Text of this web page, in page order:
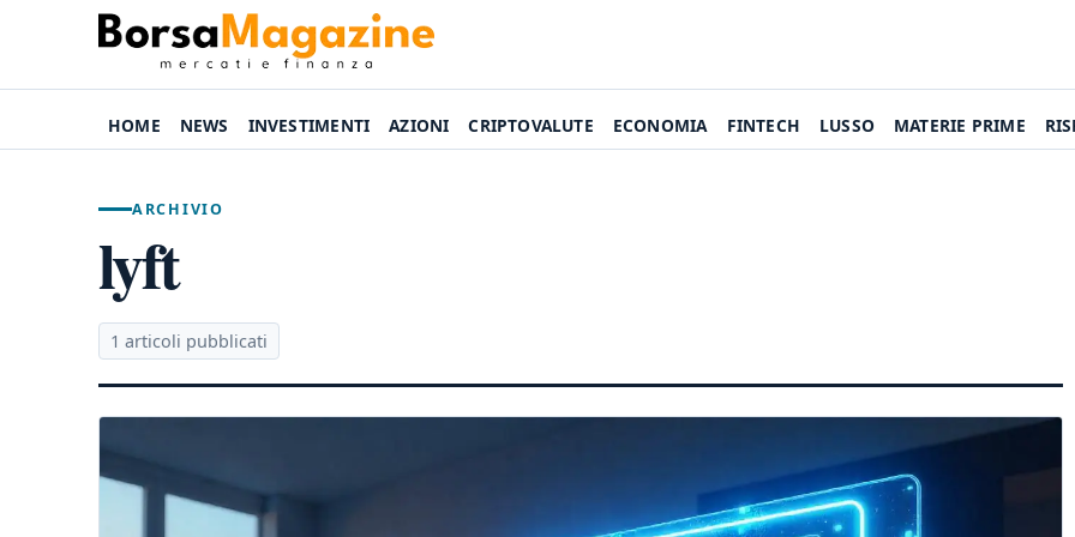
HOME NEWS INVESTIMENTI AZIONI CRIPTOVALUTE ECONOMIA FINTECH LUSSO MATERIE PRIME
ARCHIVIO
lyft
1 articoli pubblicati